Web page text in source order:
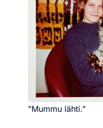
”Mummu lähti.”